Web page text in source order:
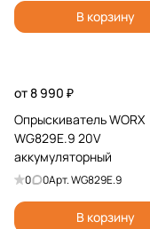
В корзину
от 8 990 ₽
Опрыскиватель WORX
WG829E.9 20V
аккумуляторный
0 0Арт.WG829E.9
В корзину